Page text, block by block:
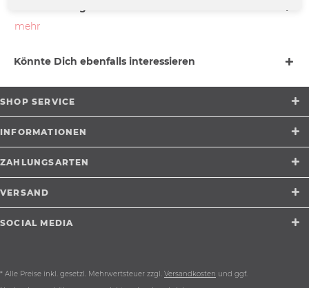
mehr
Könnte Dich ebenfalls interessieren
SHOP SERVICE
INFORMATIONEN
ZAHLUNGSARTEN
VERSAND
SOCIAL MEDIA
* Alle Preise inkl. gesetzl. Mehrwertsteuer zzgl. Versandkosten und ggf.